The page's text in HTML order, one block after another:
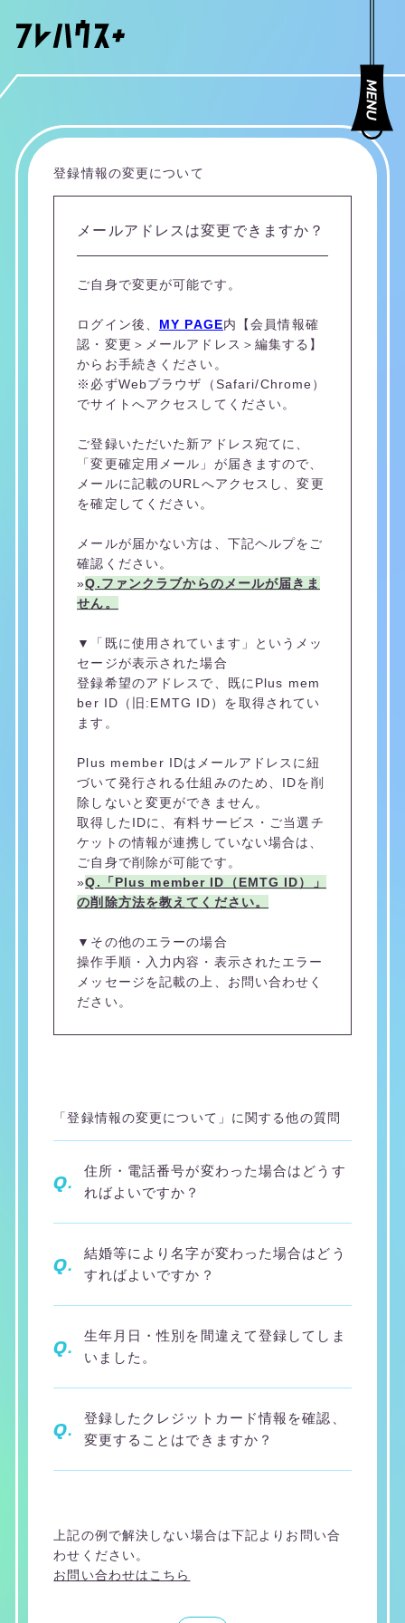
登録情報の変更について
メールアドレスは変更できますか？
ご自身で変更が可能です。
ログイン後、 MY PAGE内【会員情報確
認・変更＞メールアドレス＞編集する】
からお手続きください。
※必ずWebブラウザ（Safari/Chrome）
でサイトへアクセスしてください。
ご登録いただいた新アドレス宛てに、
「変更確定用メール」が届きますので、
メールに記載のURLへアクセスし、変更
を確定してください。
メールが届かない方は、下記ヘルプをご
確認ください。
»Q.ファンクラブからのメールが届きま
せん。
▼「既に使用されています」というメッ
セージが表示された場合
登録希望のアドレスで、既にPlus mem
ber ID（旧:EMTG ID）を取得されてい
ます。
Plus member IDはメールアドレスに紐
づいて発行される仕組みのため、IDを削
除しないと変更ができません。
取得したIDに、有料サービス・ご当選チ
ケットの情報が連携していない場合は、
ご自身で削除が可能です。
»Q.「Plus member ID（EMTG ID）」
の削除方法を教えてください。
▼その他のエラーの場合
操作手順・入力内容・表示されたエラー
メッセージを記載の上、お問い合わせく
ださい。
「登録情報の変更について」に関する他の質問
Q.
住所・電話番号が変わった場合はどうす
ればよいですか？
Q.
結婚等により名字が変わった場合はどう
すればよいですか？
Q.
生年月日・性別を間違えて登録してしま
いました。
Q.
登録したクレジットカード情報を確認、
変更することはできますか？
上記の例で解決しない場合は下記よりお問い合
わせください。
お問い合わせはこちら